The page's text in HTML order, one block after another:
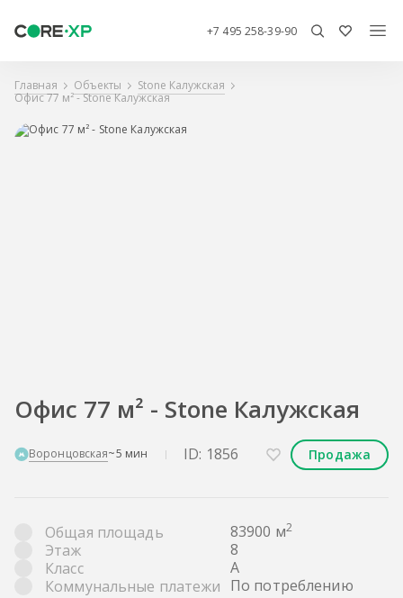
+7 495 258-39-90
Главная Объекты
Stone Калужская
Офис 77 м² - Stone Калужская
Офис 77 м² - Stone Калужская
Воронцовская~5 мин ID: 1856 Продажа
Общая площадь 83900 м2
Этаж
8
Класс
A
Коммунальные платежи По потреблению